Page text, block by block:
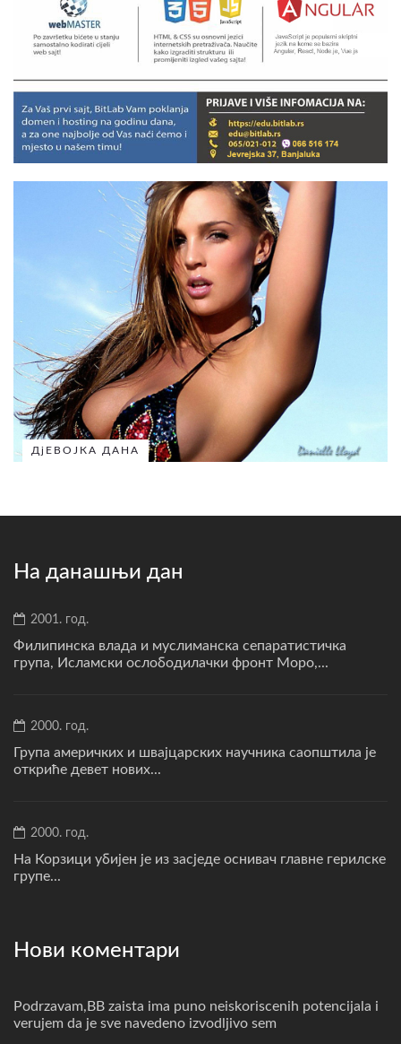
ДјЕВОЈКА ДАНА
На данашњи дан
2001. год.
Филипинска влада и муслиманска сепаратистичка
група, Исламски ослободилачки фронт Моро,...
2000. год.
Група америчких и швајцарских научника саопштила је
откриће девет нових...
2000. год.
На Корзици убијен је из засједе оснивач главне герилске
групе...
Нови коментари
Podrzavam,BB zaista ima puno neiskoriscenih potencijala i
verujem da je sve navedeno izvodljivo sem